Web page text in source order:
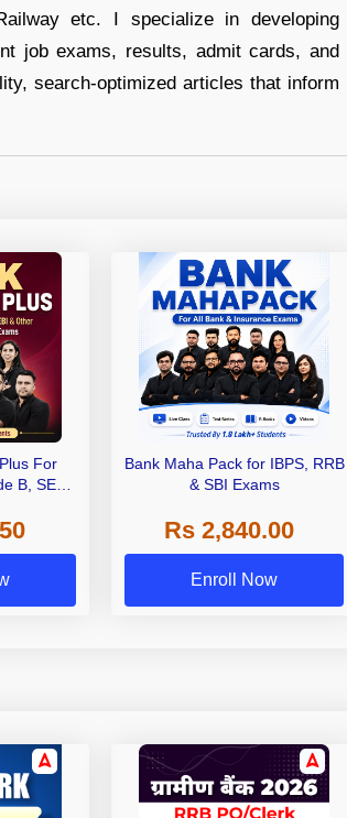
etc. I specialize in developing
job exams, results, admit cards, and
search-optimized articles that inform
For
B, SEBI
B Bank
Bank Maha Pack for IBPS, RRB
& SBI Exams
Rs 2,840.00
Enroll Now